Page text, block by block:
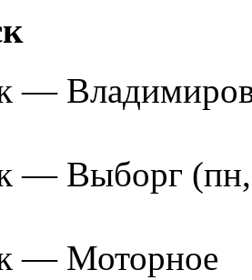
—
— Выборг
— Моторное